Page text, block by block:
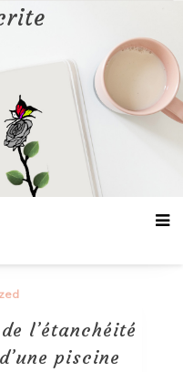
l’étanchéité
piscine